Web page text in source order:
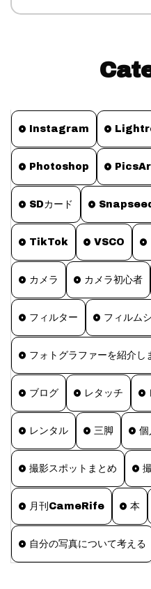
Instagram
Photoshop
SDカード
TikTok VSCO
カメラ カメラ初心者
フィルター フィルム
フォトグラファーを紹介し
ブログ レタッチ
レンタル 三脚 個
撮影スポットまとめ
月刊CameRife 本
自分の写真について考える